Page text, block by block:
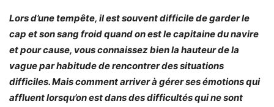
Lors d’une tempête, il est souvent difficile de garder le
cap et son sang froid quand on est le capitaine du navire
et pour cause, vous connaissez bien la hauteur de la
vague par habitude de rencontrer des situations
difficiles. Mais comment arriver à gérer ses émotions qui
affluent lorsqu’on est dans des difficultés qui ne sont